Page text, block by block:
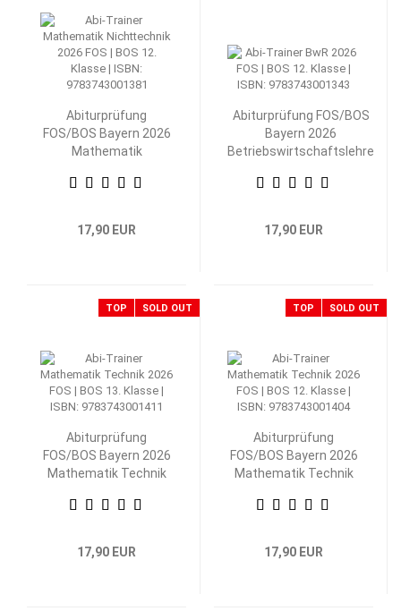
Abiturprüfung
FOS/BOS Bayern 2026
Mathematik
Klasse
17,90 EUR
Abiturprüfung FOS/BOS
Bayern 2026
Betriebswirtschaftslehre
Klasse
17,90 EUR
TOP SOLD OUT
Abiturprüfung
FOS/BOS Bayern 2026
Mathematik Technik
17,90 EUR
TOP SOLD OUT
Abiturprüfung
FOS/BOS Bayern 2026
Mathematik Technik
17,90 EUR